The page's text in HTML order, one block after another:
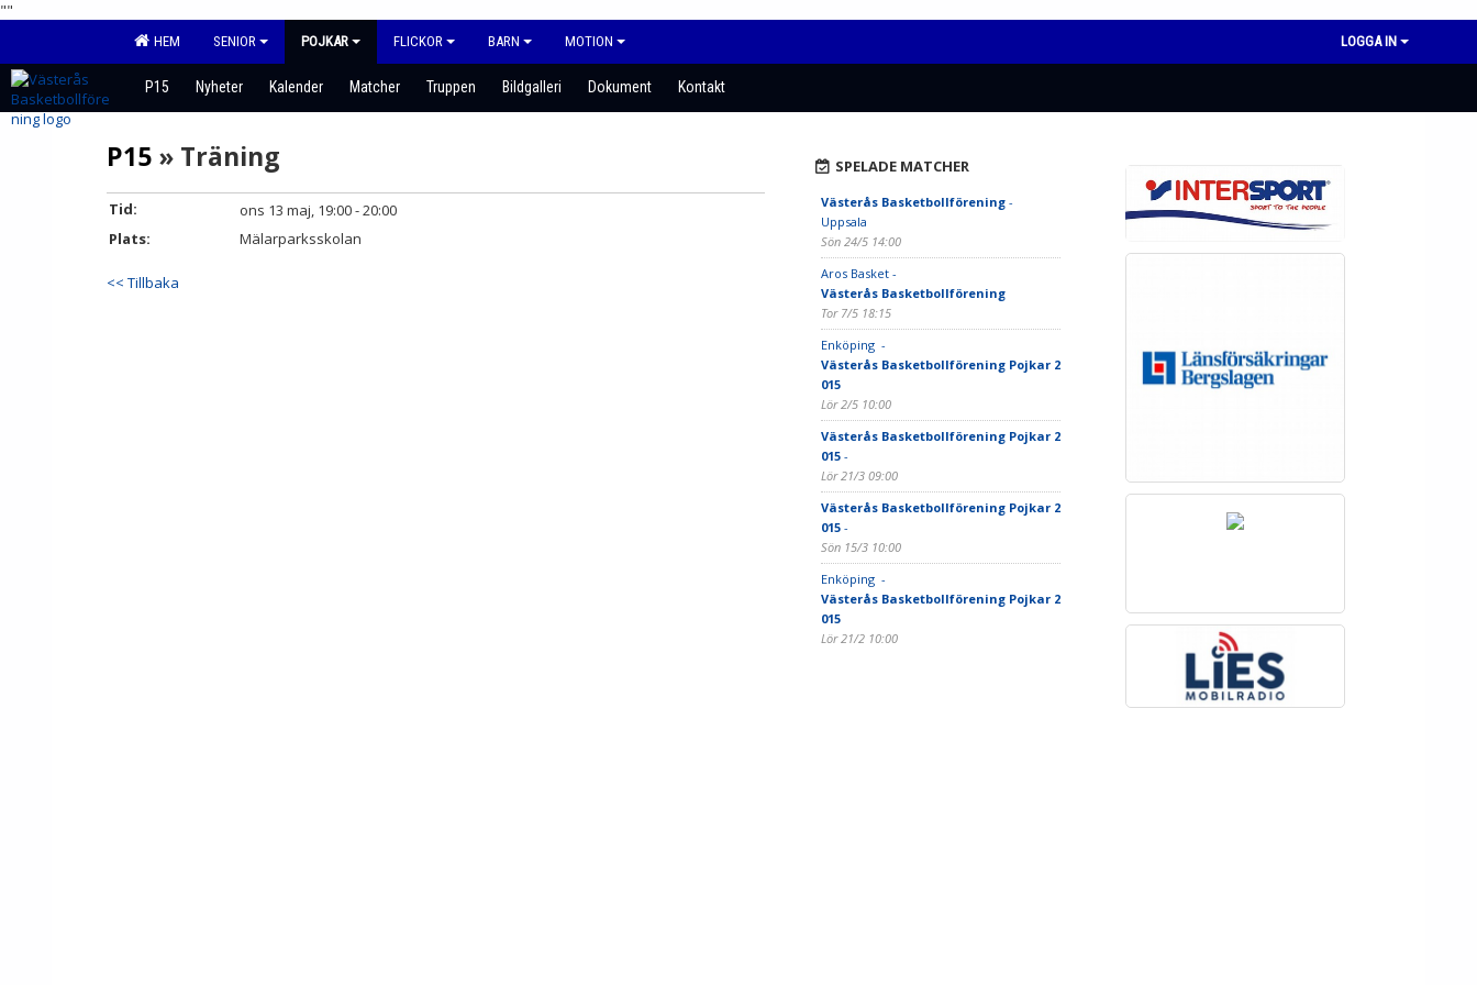
""
HEM SENIOR POJKAR FLICKOR BARN MOTION LOGGA IN
P15 Nyheter Kalender Matcher Truppen Bildgalleri Dokument Kontakt
P15 » Träning
Tid:
ons 13 maj, 19:00 - 20:00
Plats:
Mälarparksskolan
<< Tillbaka
SPELADE MATCHER
Västerås Basketbollförening-
Uppsala
Sön 24/5 14:00
Aros Basket -
Västerås Basketbollförening
Tor 7/5 18:15
Enköping -
Västerås Basketbollförening Pojkar 2
015
Lör 2/5 10:00
Västerås Basketbollförening Pojkar 2
015-
Lör 21/3 09:00
Västerås Basketbollförening Pojkar 2
015-
Sön 15/3 10:00
Enköping -
Västerås Basketbollförening Pojkar 2
015
Lör 21/2 10:00